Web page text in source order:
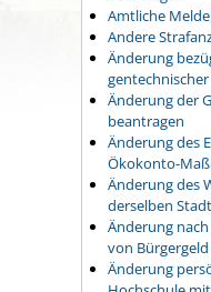
Amtliche
Andere
Änderung
Änderung der
beantragen
Änderung des
Ökokonto-
Änderung des
derselben
Änderung
von
Änderung